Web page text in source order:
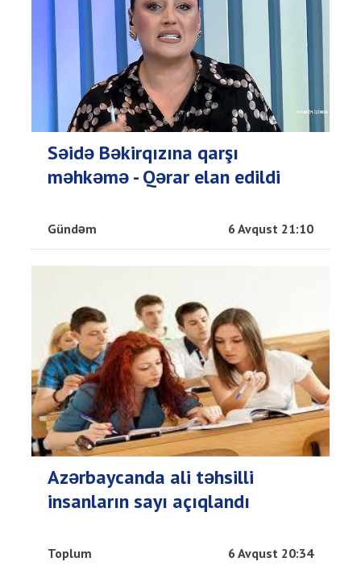
Səidə Bəkirqızına qarşı
məhkəmə - Qərar elan edildi
Gündəm 6 Avqust 21:10
Azərbaycanda ali təhsilli
insanların sayı açıqlandı
Toplum 6 Avqust 20:34